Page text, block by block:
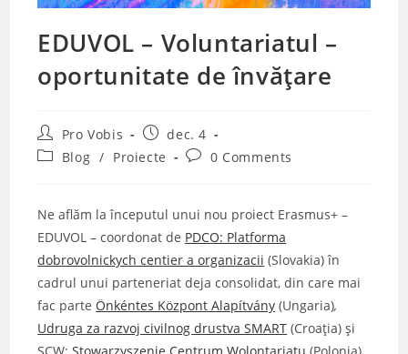
EDUVOL – Voluntariatul –
oportunitate de învățare
Post
author:
Pro Vobis
Post
published:
dec. 4
PostBlog / Proiecte
Post0 Comments
Ne aflăm la începutul unui nou proiect Erasmus+ –
EDUVOL – coordonat de PDCO: Platforma
dobrovolnickych centier a organizacii (Slovakia) în
cadrul unui parteneriat deja consolidat, din care mai
fac parte Önkéntes Központ Alapítvány (Ungaria),
Udruga za razvoj civilnog drustva SMART (Croația) și
SCW:Stowarzyszenie Centrum Wolontariatu (Polonia).